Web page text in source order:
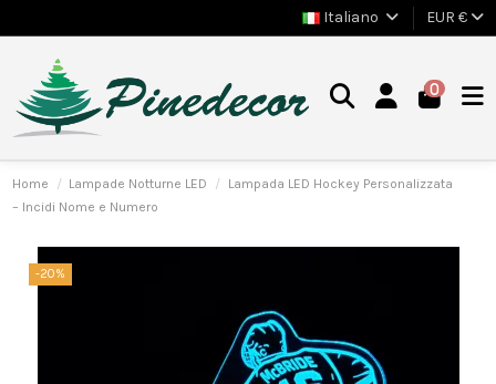
Italiano EUR €
0
Home Lampade Notturne LED
Lampada LED Hockey Personalizzata
– Incidi Nome e Numero
-20%